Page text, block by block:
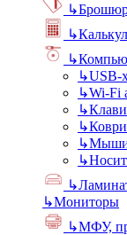
↳
↳
↳
↳USB-
↳Wi-Fi
↳
↳
↳
↳
↳
↳Мониторы
↳МФУ,